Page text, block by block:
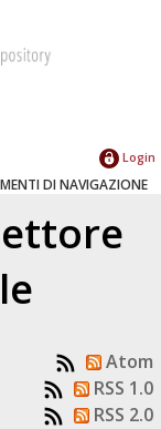
Login
DI NAVIGAZIONE
Atom
RSS 1.0
RSS 2.0